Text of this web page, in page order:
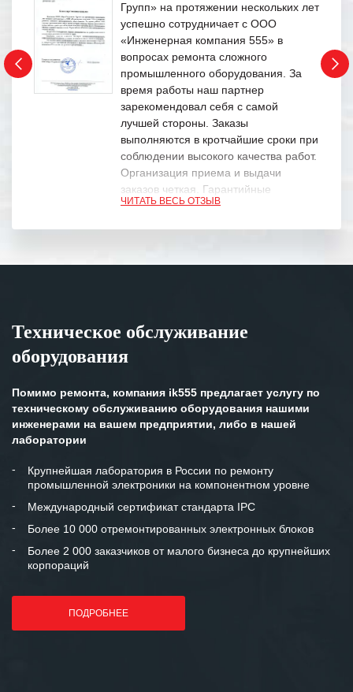
Групп» на протяжении нескольких лет
успешно сотрудничает с ООО
«Инженерная компания 555» в
вопросах ремонта сложного
промышленного оборудования. За
время работы наш партнер
зарекомендовал себя с самой
лучшей стороны. Заказы
выполняются в кротчайшие сроки при
соблюдении высокого качества работ.
Организация приема и выдачи
заказов четкая. Гарантийные
обязательства выполняются в
Особенно хочется отметить высокую
клиентоориентированность
готовность помочь в самых сложных
и доверительные партнерские
отношения и искренне желаем
«Инженерной компании «555» долгих
ЧИТАТЬ ВЕСЬ ОТЗЫВ
Техническое обслуживание
оборудования
Помимо ремонта, компания ik555 предлагает услугу по
техническому обслуживанию оборудования нашими
инженерами на вашем предприятии, либо в нашей
лаборатории
Крупнейшая лаборатория в России по ремонту
промышленной электроники на компонентном уровне
Международный сертификат стандарта IPC
Более 10 000 отремонтированных электронных блоков
Более 2 000 заказчиков от малого бизнеса до крупнейших
корпораций
ПОДРОБНЕЕ